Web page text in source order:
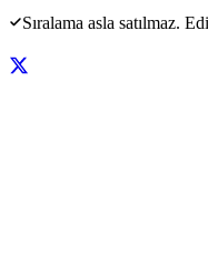
Sıralama asla satılmaz.